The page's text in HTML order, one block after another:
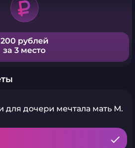
200 рублей
за 3 место
для дочери мечтала мать М.